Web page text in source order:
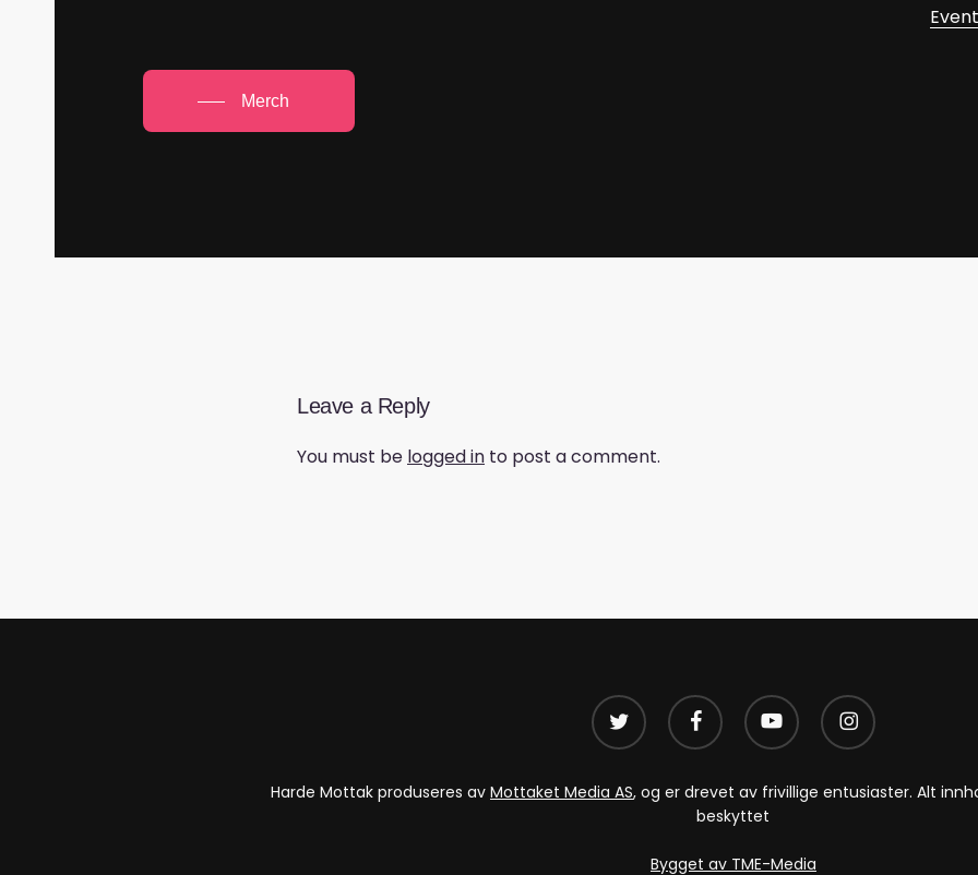
Merch
Leave a Reply
You must be logged in to post a comment.
twitter facebook youtube instagram
Harde Mottak produseres av Mottaket Media AS, og er drevet av frivillige entusiaster. Alt
beskyttet
Bygget av TME-Media